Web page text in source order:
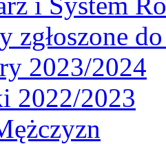
zgłoszone
2023/2024
2022/2023